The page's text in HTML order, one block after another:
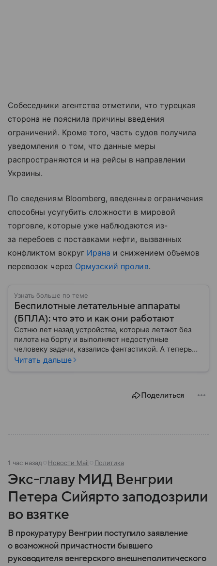
Собеседники агентства отметили, что турецкая
сторона не пояснила причины введения
ограничений. Кроме того, часть судов получила
уведомления о том, что данные меры
распространяются и на рейсы в направлении
Украины.
По сведениям Bloomberg, введенные ограничения
способны усугубить сложности в мировой
торговле, которые уже наблюдаются из-
за перебоев с поставками нефти, вызванных
конфликтом вокруг Ирана и снижением объемов
перевозок через Ормузский пролив.
Узнать больше по теме
Беспилотные летательные аппараты
(БПЛА): что это и как они работают
Сотню лет назад устройства, которые летают без
пилота на борту и выполняют недоступные
человеку задачи, казались фантастикой. А теперь
они стали реальностью: собрали главное о
Читать дальше
Поделиться
1 час назад Новости Mail Политика
Экс-главу МИД Венгрии
Петера Сийярто заподозрили
во взятке
В прокуратуру Венгрии поступило заявление
о возможной причастности бывшего
руководителя венгерского внешнеполитического